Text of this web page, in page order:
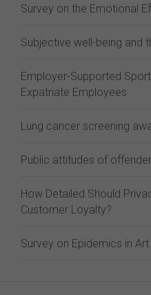
Survey on the Emotional
Subjective well-being and
Employer-Supported
Expatriate Employees
Lung cancer screening
Public attitudes of
How Detailed Should
Customer Loyalty?
Survey on Epidemics in Art